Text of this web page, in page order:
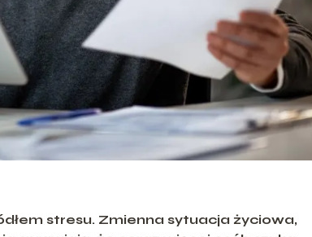
stresu. Zmienna sytuacja życiowa,